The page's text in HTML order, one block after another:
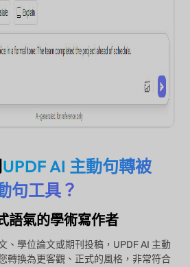
UPDF AI 主動句轉被
句工具？
語氣的學術寫作者
、學位論文或期刊投稿，UPDF AI 主動
轉換為更客觀、正式的風格，非常符合